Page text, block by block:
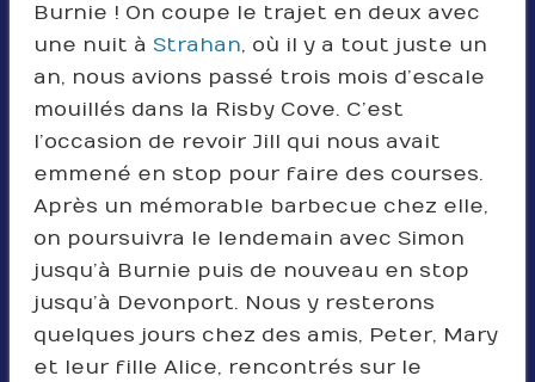
Burnie ! On coupe le trajet en deux avec
une nuit à Strahan, où il y a tout juste un
an, nous avions passé trois mois d’escale
mouillés dans la Risby Cove. C’est
l’occasion de revoir Jill qui nous avait
emmené en stop pour faire des courses.
Après un mémorable barbecue chez elle,
on poursuivra le lendemain avec Simon
jusqu’à Burnie puis de nouveau en stop
jusqu’à Devonport. Nous y resterons
quelques jours chez des amis, Peter, Mary
et leur fille Alice, rencontrés sur le